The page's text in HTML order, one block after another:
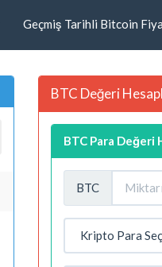
Geçmiş Tarihli Bitcoin
BTC Değeri
BTC Para Değeri
BTC